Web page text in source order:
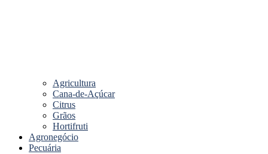
Agricultura
Cana-de-Açúcar
Citrus
Grãos
Hortifruti
Agronegócio
Pecuária